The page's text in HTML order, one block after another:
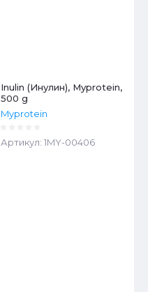
Inulin (Инулин), Myprotein,
500 g
Myprotein
Артикул: 1MY-00406